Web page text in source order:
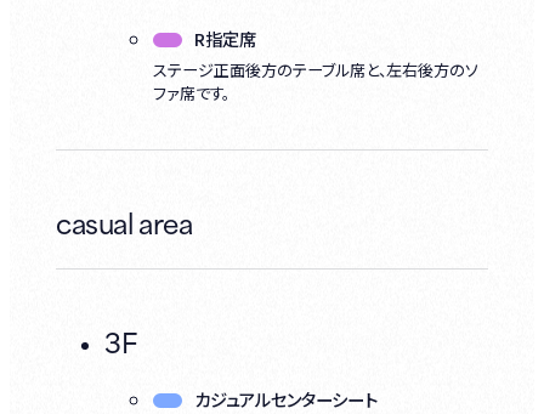
R指定席
ステージ正面後方のテーブル席と、左右後方のソ
ファ席です。
casual area
3F
カジュアルセンターシート